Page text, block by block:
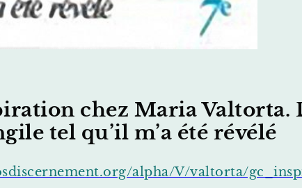
chez Maria Valtorta.
tel qu’il m’a été révélé
alpha/V/valtorta/